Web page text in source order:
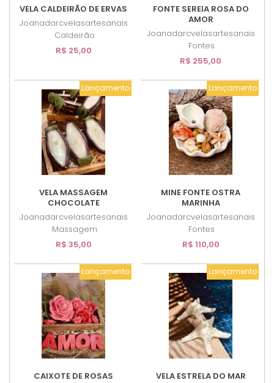
VELA CALDEIRÃO DE ERVAS
Joanadarcvelasartesanais
Caldeirão
R$ 25,00
FONTE SEREIA ROSA DO
AMOR
Joanadarcvelasartesanais
Fontes
R$ 255,00
Lançamento
VELA MASSAGEM
CHOCOLATE
Joanadarcvelasartesanais
Massagem
R$ 35,00
Lançamento
MINE FONTE OSTRA
MARINHA
Joanadarcvelasartesanais
Fontes
R$ 110,00
Lançamento
CAIXOTE DE ROSAS
Lançamento
VELA ESTRELA DO MAR